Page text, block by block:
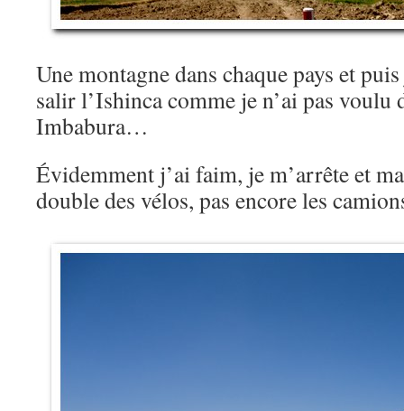
Une montagne dans chaque pays et
salir l’Ishinca comme je n’ai pas voulu
Imbabura…
Évidemment j’ai faim, je m’arrête et
double des vélos, pas encore les